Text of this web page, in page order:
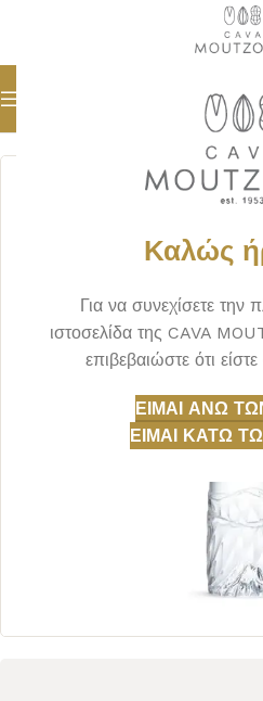
Καλώς
Για να συνεχίσετε
ιστοσελίδα της CAVA
επιβεβαιώστε ότι
ΕΊΜΑΙ ΆΝΩ
ΕΊΜΑΙ ΚΆΤΩ
Αρχική σελίδα ΒΟΤΚΑ